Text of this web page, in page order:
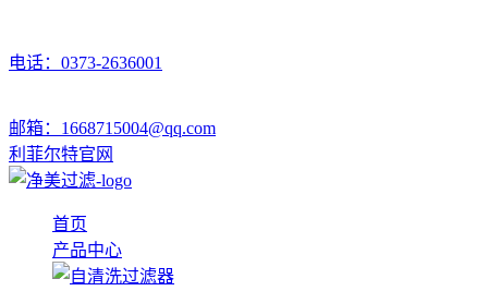
电话：0373-2636001
邮箱：1668715004@qq.com
利菲尔特官网
首页
产品中心